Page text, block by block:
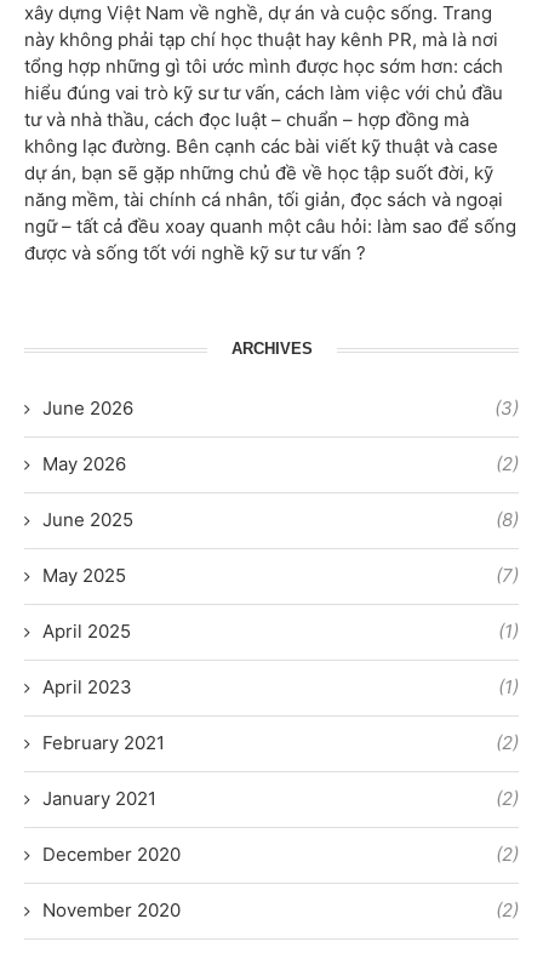
xây dựng Việt Nam về nghề, dự án và cuộc sống. Trang
này không phải tạp chí học thuật hay kênh PR, mà là nơi
tổng hợp những gì tôi ước mình được học sớm hơn: cách
hiểu đúng vai trò kỹ sư tư vấn, cách làm việc với chủ đầu
tư và nhà thầu, cách đọc luật – chuẩn – hợp đồng mà
không lạc đường. Bên cạnh các bài viết kỹ thuật và case
dự án, bạn sẽ gặp những chủ đề về học tập suốt đời, kỹ
năng mềm, tài chính cá nhân, tối giản, đọc sách và ngoại
ngữ – tất cả đều xoay quanh một câu hỏi: làm sao để sống
được và sống tốt với nghề kỹ sư tư vấn ?
ARCHIVES
June 2026 (3)
May 2026 (2)
June 2025 (8)
May 2025 (7)
April 2025 (1)
April 2023 (1)
February 2021 (2)
January 2021 (2)
December 2020 (2)
November 2020 (2)